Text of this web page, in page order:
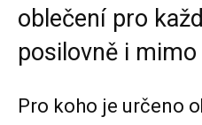
oblečení pro
posilovně i mimo
Pro koho je určeno